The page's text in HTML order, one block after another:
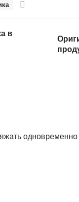
в
одновременно